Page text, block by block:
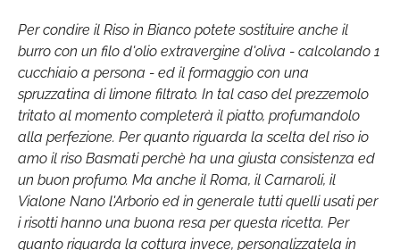
Per condire il Riso in Bianco potete sostituire anche il
burro con un filo d'olio extravergine d'oliva - calcolando 1
cucchiaio a persona - ed il formaggio con una
spruzzatina di limone filtrato. In tal caso del prezzemolo
tritato al momento completerà il piatto, profumandolo
alla perfezione. Per quanto riguarda la scelta del riso io
amo il riso Basmati perchè ha una giusta consistenza ed
un buon profumo. Ma anche il Roma, il Carnaroli, il
Vialone Nano l'Arborio ed in generale tutti quelli usati per
i risotti hanno una buona resa per questa ricetta. Per
quanto riguarda la cottura invece, personalizzatela in